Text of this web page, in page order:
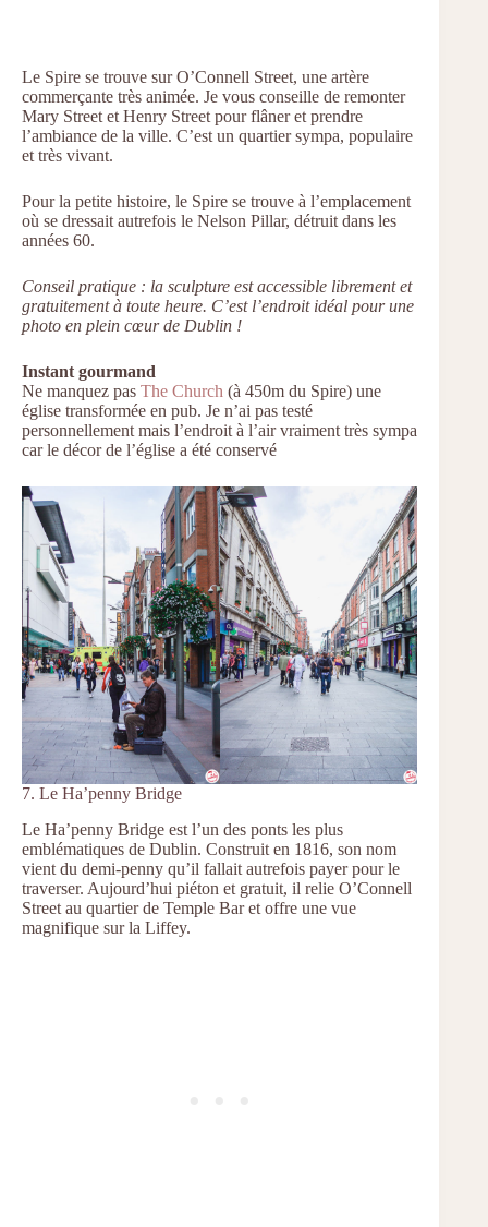
Le Spire se trouve sur O’Connell Street, une artère
commerçante très animée. Je vous conseille de remonter
Mary Street et Henry Street pour flâner et prendre
l’ambiance de la ville. C’est un quartier sympa, populaire
et très vivant.
Pour la petite histoire, le Spire se trouve à l’emplacement
où se dressait autrefois le Nelson Pillar, détruit dans les
années 60.
Conseil pratique : la sculpture est accessible librement et
gratuitement à toute heure. C’est l’endroit idéal pour une
photo en plein cœur de Dublin !
Instant gourmand
Ne manquez pas The Church (à 450m du Spire) une
église transformée en pub. Je n’ai pas testé
personnellement mais l’endroit à l’air vraiment très sympa
car le décor de l’église a été conservé
7. Le Ha’penny Bridge
Le Ha’penny Bridge est l’un des ponts les plus
emblématiques de Dublin. Construit en 1816, son nom
vient du demi-penny qu’il fallait autrefois payer pour le
traverser. Aujourd’hui piéton et gratuit, il relie O’Connell
Street au quartier de Temple Bar et offre une vue
magnifique sur la Liffey.